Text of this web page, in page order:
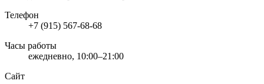
Телефон
+7 (915) 567-68-68
Часы работы
ежедневно, 10:00–21:00
Сайт